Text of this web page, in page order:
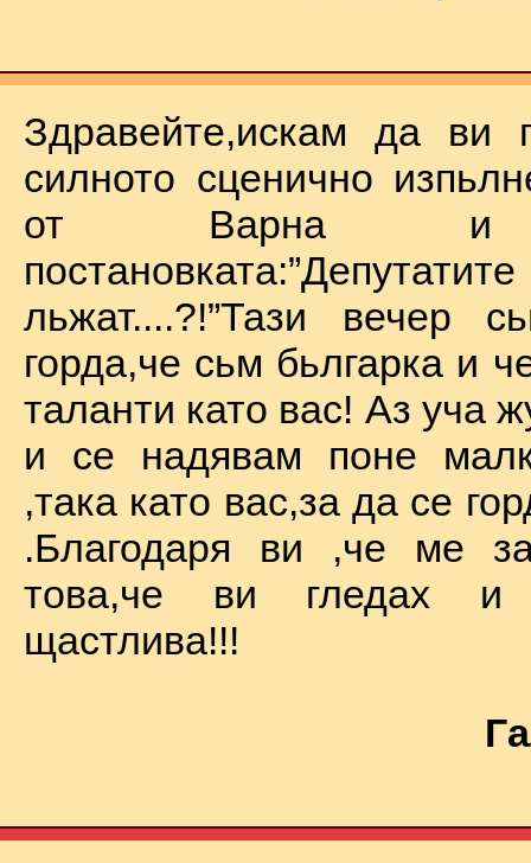
Здравейте,искам да ви
силното сценично
от Варна и
льжат....?!”Тази вечер
горда,че сьм бьлгарка и
таланти като вас! Аз уча
и се надявам поне
,така като вас,за да се
.Благодаря ви ,че ме
това,че ви гледах
щастлива!!!